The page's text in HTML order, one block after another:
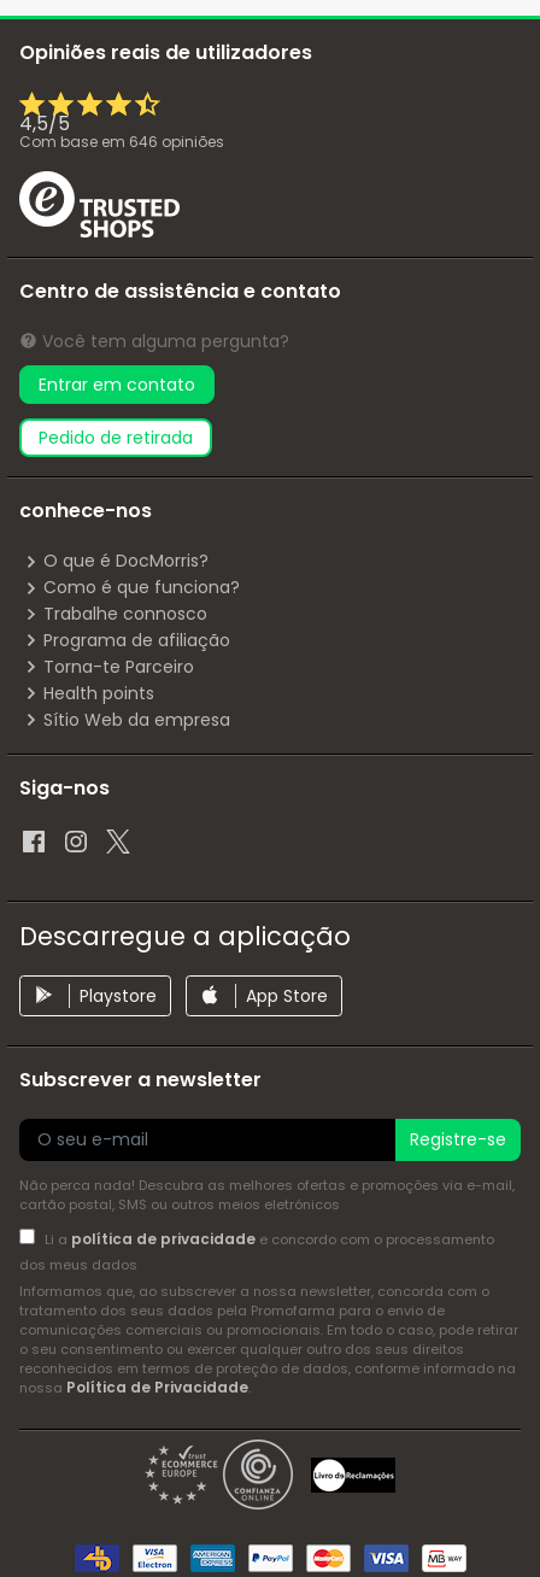
Opiniões reais de utilizadores
4,5/5
Com base em 646 opiniões
Centro de assistência e contato
Você tem alguma pergunta?
Entrar em contato
pedido de retirada
conhece-nos
O que é DocMorris?
Como é que funciona?
Trabalhe connosco
Programa de afiliação
Torna-te Parceiro
Health points
Sítio Web da empresa
Siga-nos
Descarregue a aplicação
Playstore App Store
Subscrever a newsletter
Registre-se
Não perca nada! Descubra as melhores ofertas e promoções via e-mail,
cartão postal, SMS ou outros meios eletrónicos
Li a política de privacidadee concordo com o processamento
dos meus dados
Informamos que, ao subscrever a nossa newsletter, concorda com o
tratamento dos seus dados pela Promofarma para o envio de
comunicações comerciais ou promocionais. Em todo o caso, pode retirar
o seu consentimento ou exercer qualquer outro dos seus direitos
reconhecidos em termos de proteção de dados, conforme informado na
nossa Política de Privacidade.